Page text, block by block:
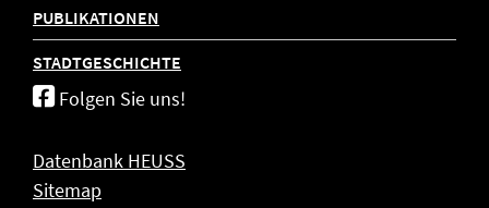
PUBLIKATIONEN
STADTGESCHICHTE
Folgen Sie uns!
Datenbank HEUSS
Sitemap